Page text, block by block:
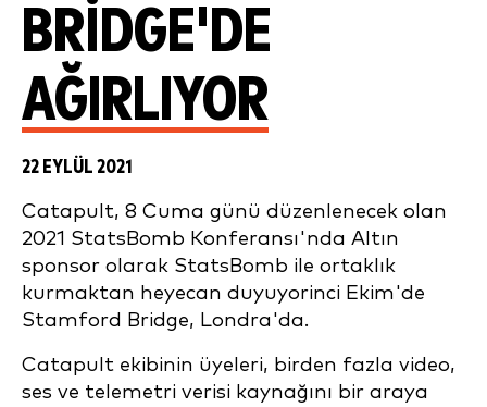
BRIDGE'DE
AĞIRLIYOR
22 EYLÜL 2021
Catapult, 8 Cuma günü düzenlenecek olan
2021 StatsBomb Konferansı'nda Altın
sponsor olarak StatsBomb ile ortaklık
kurmaktan heyecan duyuyorinci Ekim'de
Stamford Bridge, Londra'da.
Catapult ekibinin üyeleri, birden fazla video,
ses ve telemetri verisi kaynağını bir araya